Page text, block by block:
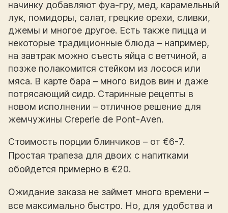
начинку добавляют фуа-гру, мед, карамельный
лук, помидоры, салат, грецкие орехи, сливки,
джемы и многое другое. Есть также пицца и
некоторые традиционные блюда – например,
на завтрак можно съесть яйца с ветчиной, а
позже полакомится стейком из лосося или
мяса. В карте бара – много видов вин и даже
потрясающий сидр. Старинные рецепты в
новом исполнении – отличное решение для
жемчужины Creperie de Pont-Aven.
Стоимость порции блинчиков – от €6-7.
Простая трапеза для двоих с напитками
обойдется примерно в €20.
Ожидание заказа не займет много времени –
все максимально быстро. Но, для удобства и